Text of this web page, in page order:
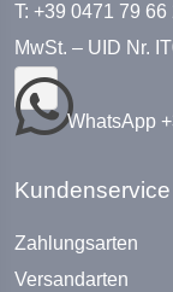
T: +39 0471 79 66
MwSt. – UID Nr.
WhatsApp
Kundenservice
Zahlungsarten
Versandarten